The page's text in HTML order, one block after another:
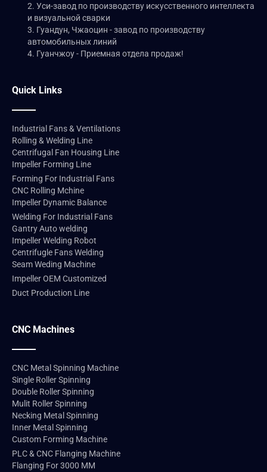
2. Уси-завод по производству искусственного интеллекта
и визуальной сварки
3. Гуандун, Чжаоцин - завод по производству
автомобильных линий
4. Гуанчжоу - Приемная отдела продаж!
Quick Links
Industrial Fans & Ventilations
Rolling & Welding Line
Centrifugal Fan Housing Line
Impeller Forming Line
Forming For Industrial Fans
CNC Rolling Mchine
Impeller Dynamic Balance
Welding For Industrial Fans
Gantry Auto welding
Impeller Welding Robot
Centrifugle Fans Welding
Seam Weding Machine
Impeller OEM Customized
Duct Production Line
CNC Machines
CNC Metal Spinning Machine
Single Roller Spinning
Double Roller Spinning
Mulit Roller Spinning
Necking Metal Spinning
Inner Metal Spinning
Custom Forming Machine
PLC & CNC Flanging Machine
Flanging For 3000 MM